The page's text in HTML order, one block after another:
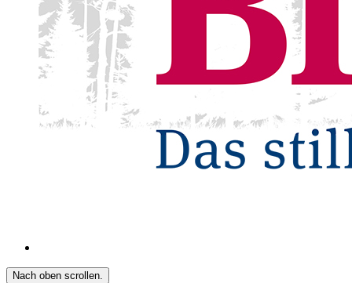
Nach oben scrollen.